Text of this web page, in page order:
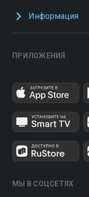
Информация
ПРИЛОЖЕНИЯ
МЫ В СОЦСЕТЯХ